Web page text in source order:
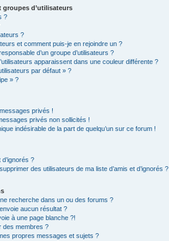
groupes d’utilisateurs
?
?
et comment puis-je en rejoindre un ?
d’un groupe d’utilisateurs ?
apparaissent dans une couleur différente ?
par défaut » ?
» ?
privés !
privés non sollicités !
indésirable de la part de quelqu’un sur ce forum !
?
des utilisateurs de ma liste d’amis et d’ignorés ?
recherche dans un ou des forums ?
aucun résultat ?
à une page blanche ?!
des membres ?
propres messages et sujets ?